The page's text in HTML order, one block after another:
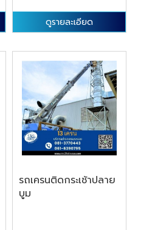
ดูรายละเอียด
รถเครนติดกระเช้าปลาย
บูม